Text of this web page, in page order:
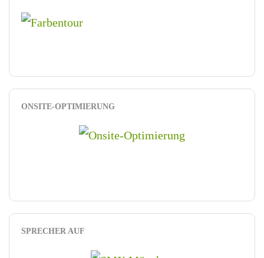
ONSITE-OPTIMIERUNG
SPRECHER AUF